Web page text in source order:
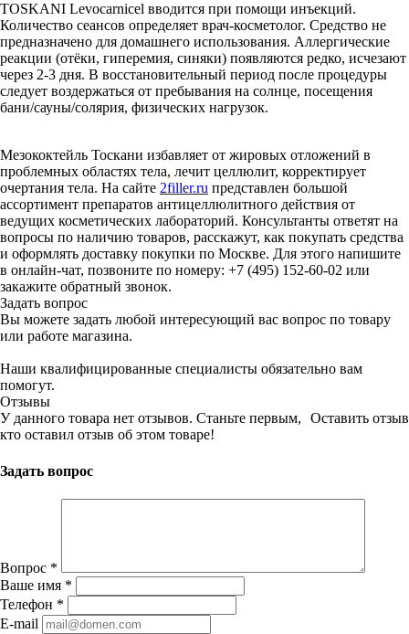
TOSKANI Levocarnicel вводится при помощи инъекций.
Количество сеансов определяет врач-косметолог. Средство не
предназначено для домашнего использования. Аллергические
реакции (отёки, гиперемия, синяки) появляются редко, исчезают
через 2-3 дня. В восстановительный период после процедуры
следует воздержаться от пребывания на солнце, посещения
бани/сауны/солярия, физических нагрузок.
Мезококтейль Тоскани избавляет от жировых отложений в
проблемных областях тела, лечит целлюлит, корректирует
очертания тела. На сайте 2filler.ru представлен большой
ассортимент препаратов антицеллюлитного действия от
ведущих косметических лабораторий. Консультанты ответят на
вопросы по наличию товаров, расскажут, как покупать средства
и оформлять доставку покупки по Москве. Для этого напишите
в онлайн-чат, позвоните по номеру: +7 (495) 152-60-02 или
закажите обратный звонок.
Задать вопрос
Вы можете задать любой интересующий вас вопрос по товару
или работе магазина.
Наши квалифицированные специалисты обязательно вам
помогут.
Отзывы
Оставить отзыв
У данного товара нет отзывов. Станьте первым,
кто оставил отзыв об этом товаре!
Задать вопрос
Вопрос *
Ваше имя *
Телефон *
E-mail